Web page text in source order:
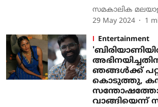
സമകാലിക
29 May 2024
1
Entertainment
ഞങ്ങൾക്ക്
കൊടുത്തു,
വാങ്ങിയെന്ന്